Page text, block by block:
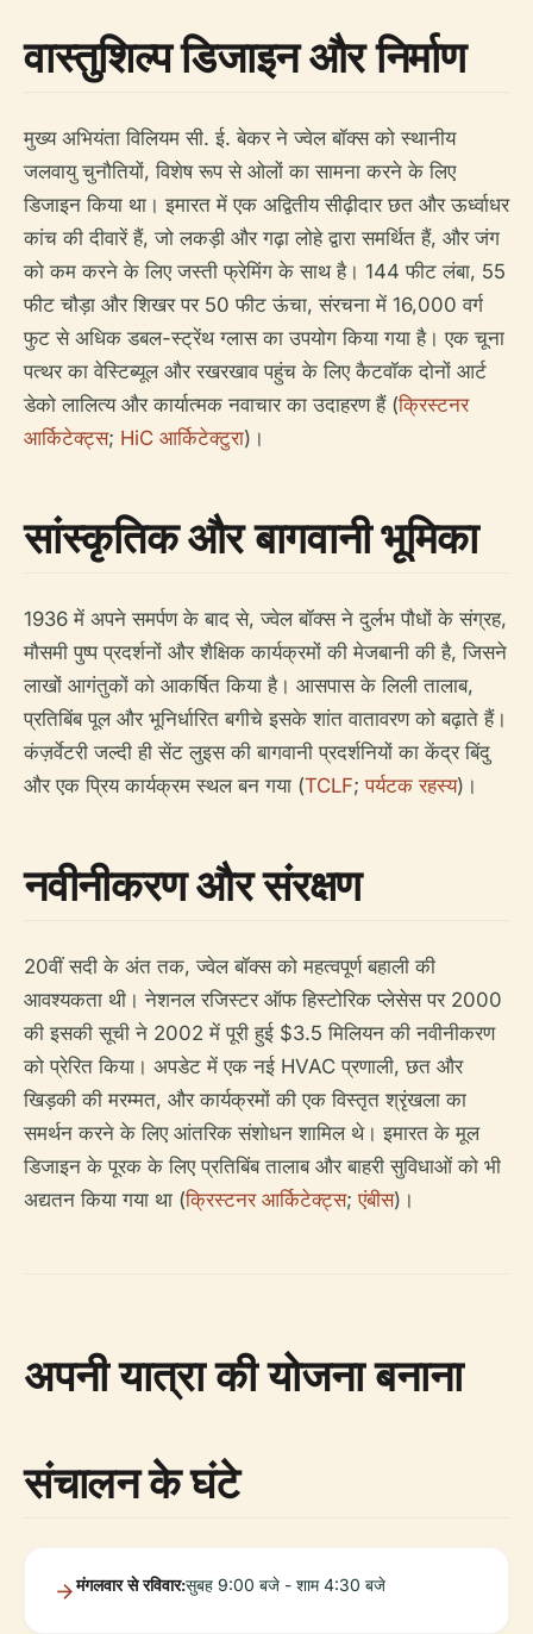
वास्तुशिल्प डिजाइन और निर्माण
मुख्य अभियंता विलियम सी. ई. बेकर ने ज्वेल बॉक्स को स्थानीय
जलवायु चुनौतियों, विशेष रूप से ओलों का सामना करने के लिए
डिजाइन किया था। इमारत में एक अद्वितीय सीढ़ीदार छत और ऊर्ध्वाधर
कांच की दीवारें हैं, जो लकड़ी और गढ़ा लोहे द्वारा समर्थित हैं, और जंग
को कम करने के लिए जस्ती फ्रेमिंग के साथ है। 144 फीट लंबा, 55
फीट चौड़ा और शिखर पर 50 फीट ऊंचा, संरचना में 16,000 वर्ग
फुट से अधिक डबल-स्ट्रेंथ ग्लास का उपयोग किया गया है। एक चूना
पत्थर का वेस्टिब्यूल और रखरखाव पहुंच के लिए कैटवॉक दोनों आर्ट
डेको लालित्य और कार्यात्मक नवाचार का उदाहरण हैं (क्रिस्टनर
आर्किटेक्ट्स; HiC आर्किटेक्टुरा)।
सांस्कृतिक और बागवानी भूमिका
1936 में अपने समर्पण के बाद से, ज्वेल बॉक्स ने दुर्लभ पौधों के संग्रह,
मौसमी पुष्प प्रदर्शनों और शैक्षिक कार्यक्रमों की मेजबानी की है, जिसने
लाखों आगंतुकों को आकर्षित किया है। आसपास के लिली तालाब,
प्रतिबिंब पूल और भूनिर्धारित बगीचे इसके शांत वातावरण को बढ़ाते हैं।
कंज़र्वेटरी जल्दी ही सेंट लुइस की बागवानी प्रदर्शनियों का केंद्र बिंदु
और एक प्रिय कार्यक्रम स्थल बन गया (TCLF;पर्यटक रहस्य)।
नवीनीकरण और संरक्षण
20वीं सदी के अंत तक, ज्वेल बॉक्स को महत्वपूर्ण बहाली की
आवश्यकता थी। नेशनल रजिस्टर ऑफ हिस्टोरिक प्लेसेस पर 2000
की इसकी सूची ने 2002 में पूरी हुई $3.5 मिलियन की नवीनीकरण
को प्रेरित किया। अपडेट में एक नई HVAC प्रणाली, छत और
खिड़की की मरम्मत, और कार्यक्रमों की एक विस्तृत श्रृंखला का
समर्थन करने के लिए आंतरिक संशोधन शामिल थे। इमारत के मूल
डिजाइन के पूरक के लिए प्रतिबिंब तालाब और बाहरी सुविधाओं को भी
अद्यतन किया गया था (क्रिस्टनर आर्किटेक्ट्स;एंबीस)।
अपनी यात्रा की योजना बनाना
संचालन के घंटे
मंगलवार से रविवार:सुबह 9:00 बजे - शाम 4:30 बजे